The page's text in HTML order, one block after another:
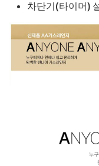
차단기(타이머)